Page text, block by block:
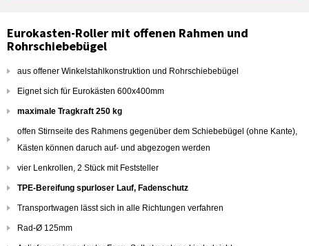
Eurokasten-Roller mit offenen Rahmen und
Rohrschiebebügel
aus offener Winkelstahlkonstruktion und Rohrschiebebügel
Eignet sich für Eurokästen 600x400mm
maximale Tragkraft 250 kg
offen Stirnseite des Rahmens gegenüber dem Schiebebügel (ohne Kante),
Kästen können daruch auf- und abgezogen werden
vier Lenkrollen, 2 Stück mit Feststeller
TPE-Bereifung spurloser Lauf, Fadenschutz
Transportwagen lässt sich in alle Richtungen verfahren
Rad-Ø 125mm